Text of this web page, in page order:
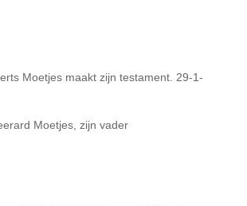
Moetjes maakt zijn testament. 29-1-
Moetjes, zijn vader